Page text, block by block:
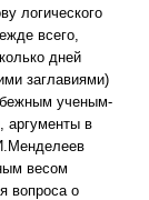
логического
всего,
дней
заглавиями)
ученым-
аргументы в
весом
вопроса о